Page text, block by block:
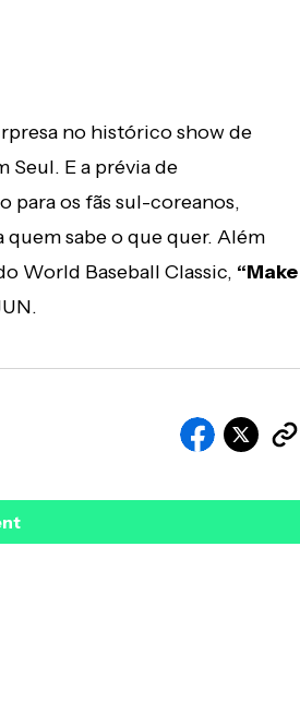
no histórico show de
Seul. E a prévia de
para os fãs sul-coreanos,
sabe o que quer. Além
World Baseball Classic, “Make